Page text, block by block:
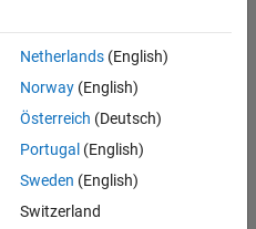
Netherlands(English)
Norway(English)
Österreich (Deutsch)
Portugal (English)
Sweden (English)
Switzerland